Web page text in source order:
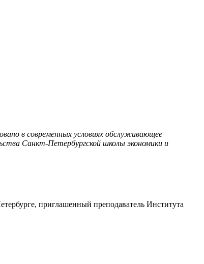
в современных условиях обслуживающее
Санкт-Петербургской школы экономики и
приглашенный преподаватель Института